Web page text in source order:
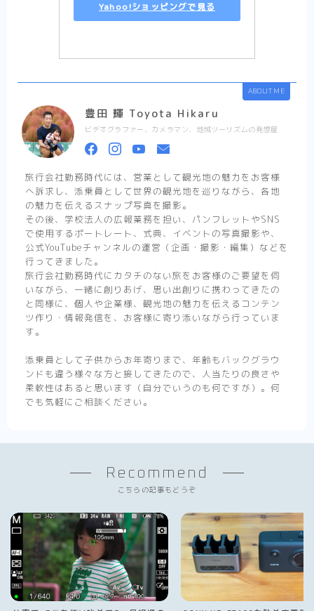
Yahoo!ショッピングで見る
ABOUT ME
豊田 輝 Toyota Hikaru
ビデオグラファー、カメラマン、地域ツーリズムの発想屋
旅行会社勤務時代には、営業として観光地の魅力をお客様
へ訴求し、添乗員として世界の観光地を巡りながら、各地
の魅力を伝えるスナップ写真を撮影。
その後、学校法人の広報業務を担い、パンフレットやSNS
で使用するポートレート、式典、イベントの写真撮影や、
公式YouTubeチャンネルの運営（企画・撮影・編集）などを
行ってきました。
旅行会社勤務時代にカタチのない旅をお客様のご要望を伺
いながら、一緒に創りあげ、思い出創りに携わってきたの
と同様に、個人や企業様、観光地の魅力を伝えるコンテン
ツ作り・情報発信を、お客様に寄り添いながら行っていま
す。
添乗員として子供からお年寄りまで、年齢もバックグラウ
ンドも違う様々な方と接してきたので、人当たりの良さや
柔軟性はあると思います（自分でいうのも何ですが）。何
でも気軽にご相談ください。
Recommend
こちらの記事もどうぞ